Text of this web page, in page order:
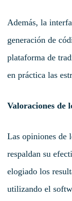
Además, la
generación de
plataforma de
en práctica las
Valoraciones de
Las opiniones de
respaldan su
elogiado los
utilizando el